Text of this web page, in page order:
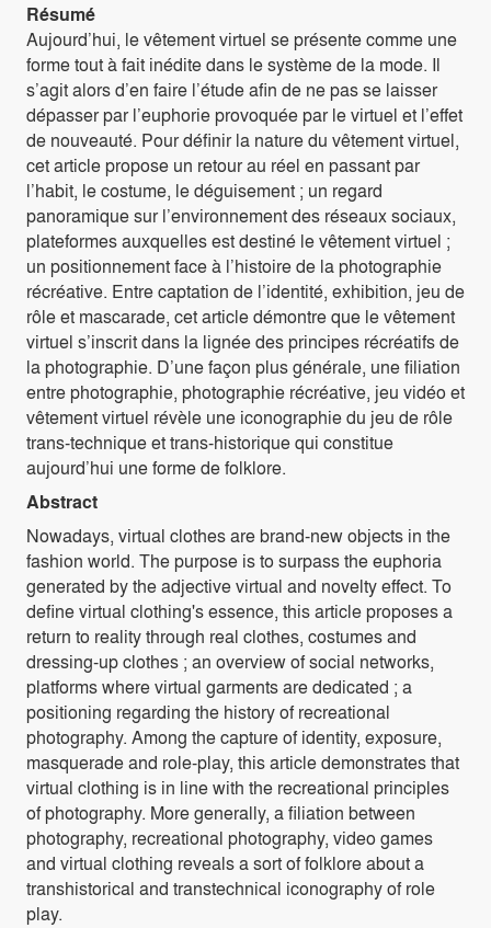
Résumé
Aujourd’hui, le vêtement virtuel se présente comme une
forme tout à fait inédite dans le système de la mode. Il
s’agit alors d’en faire l’étude afin de ne pas se laisser
dépasser par l’euphorie provoquée par le virtuel et l’effet
de nouveauté. Pour définir la nature du vêtement virtuel,
cet article propose un retour au réel en passant par
l’habit, le costume, le déguisement ; un regard
panoramique sur l’environnement des réseaux sociaux,
plateformes auxquelles est destiné le vêtement virtuel ;
un positionnement face à l’histoire de la photographie
récréative. Entre captation de l’identité, exhibition, jeu de
rôle et mascarade, cet article démontre que le vêtement
virtuel s’inscrit dans la lignée des principes récréatifs de
la photographie. D’une façon plus générale, une filiation
entre photographie, photographie récréative, jeu vidéo et
vêtement virtuel révèle une iconographie du jeu de rôle
trans-technique et trans-historique qui constitue
aujourd’hui une forme de folklore.
Abstract
Nowadays, virtual clothes are brand-new objects in the
fashion world. The purpose is to surpass the euphoria
generated by the adjective virtual and novelty effect. To
define virtual clothing's essence, this article proposes a
return to reality through real clothes, costumes and
dressing-up clothes ; an overview of social networks,
platforms where virtual garments are dedicated ; a
positioning regarding the history of recreational
photography. Among the capture of identity, exposure,
masquerade and role-play, this article demonstrates that
virtual clothing is in line with the recreational principles
of photography. More generally, a filiation between
photography, recreational photography, video games
and virtual clothing reveals a sort of folklore about a
transhistorical and transtechnical iconography of role
play.